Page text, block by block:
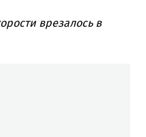
врезалось в